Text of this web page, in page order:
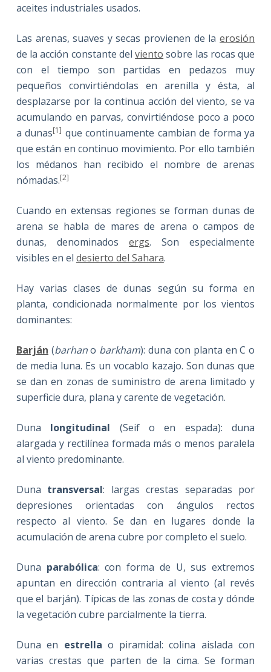
aceites industriales usados.
Las arenas, suaves y secas provienen de laerosión
de la acción constante delviento sobre las rocas que
con el tiempo son partidas en pedazos muy
pequeños convirtiéndolas en arenilla y ésta, al
desplazarse por la continua acción del viento, se va
acumulando en parvas, convirtiéndose poco a poco
a dunas[1] que continuamente cambian de forma ya
que están en continuo movimiento. Por ello también
los médanos han recibido el nombre de arenas
nómadas.[2]
Cuando en extensas regiones se forman dunas de
arena se habla de mares de arena o campos de
dunas, denominados ergs. Son especialmente
visibles en el desierto del Sahara.
Hay varias clases de dunas según su forma en
planta, condicionada normalmente por los vientos
dominantes:
Barján (barhano barkham): duna con planta en C o
de media luna. Es un vocablo kazajo. Son dunas que
se dan en zonas de suministro de arena limitado y
superficie dura, plana y carente de vegetación.
Duna longitudinal (Seif o en espada): duna
alargada y rectilínea formada más o menos paralela
al viento predominante.
Duna transversal: largas crestas separadas por
depresiones orientadas con ángulos rectos
respecto al viento. Se dan en lugares donde la
acumulación de arena cubre por completo el suelo.
Duna parabólica: con forma de U, sus extremos
apuntan en dirección contraria al viento (al revés
que el barján). Típicas de las zonas de costa y dónde
la vegetación cubre parcialmente la tierra.
Duna en estrella o piramidal: colina aislada con
varias crestas que parten de la cima. Se forman